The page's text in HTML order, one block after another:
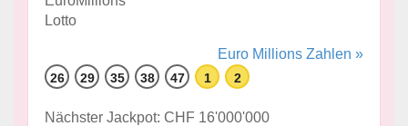
Euro Millions Zahlen »
26 29 35 38 47 1 2
Nächster Jackpot: CHF 16'000'000